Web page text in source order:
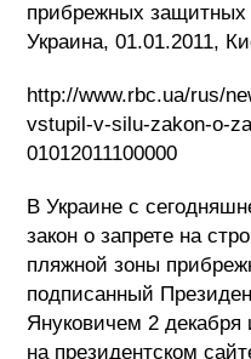
прибрежных защитных
Украина, 01.01.2011,
http://www.rbc.ua/rus/
vstupil-v-silu-zakon-o-
01012011100000
В Украине с
закон о запрете на
пляжной зоны
подписанный
Януковичем 2 декабря
на президентском